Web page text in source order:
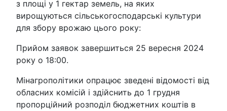
з площі у 1 гектар земель, на яких
вирощуються сільськогосподарські культури
для збору врожаю цього року:
Прийом заявок завершиться 25 вересня 2024
року о 18:00.
Мінагрополітики опрацює зведені відомості від
обласних комісій і здійснить до 1 грудня
пропорційний розподіл бюджетних коштів в